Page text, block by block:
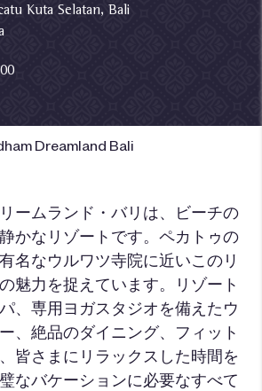
Kuta Selatan, Bali
Dreamland Bali
ームランド・バリは、ビーチの
かなリゾートです。ペカトゥの
名なウルワツ寺院に近いこのリ
魅力を捉えています。リゾート
、専用ヨガスタジオを備えたウ
、絶品のダイニング、フィット
皆さまにリラックスした時間を
なバケーションに必要なすべて